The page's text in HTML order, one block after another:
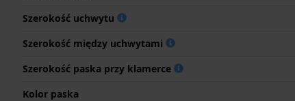
Szerokość uchwytu
Szerokość między uchwytami
Szerokość paska przy klamerce
Kolor paska